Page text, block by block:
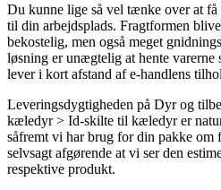
Du kunne lige så vel tænke over at
til din arbejdsplads. Fragtformen
bekostelig, men også meget
løsning er unægtelig at hente
lever i kort afstand af e-handlens
Leveringsdygtigheden på Dyr og
kæledyr > Id-skilte til kæledyr er
såfremt vi har brug for din pakke om
selvsagt afgørende at vi ser den
respektive produkt.